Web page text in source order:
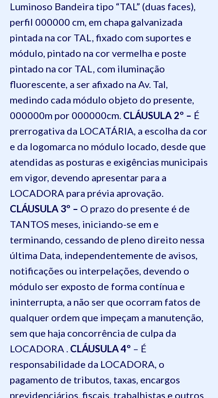
Luminoso Bandeira tipo “TAL” (duas faces),
perfil 000000 cm, em chapa galvanizada
pintada na cor TAL, fixado com suportes e
módulo, pintado na cor vermelha e poste
pintado na cor TAL, com iluminação
fluorescente, a ser afixado na Av. Tal,
medindo cada módulo objeto do presente,
000000m por 000000cm. CLÁUSULA 2º – É
prerrogativa da LOCATÁRIA, a escolha da cor
e da logomarca no módulo locado, desde que
atendidas as posturas e exigências municipais
em vigor, devendo apresentar para a
LOCADORA para prévia aprovação.
CLÁUSULA 3º – O prazo do presente é de
TANTOS meses, iniciando-se em e
terminando, cessando de pleno direito nessa
última Data, independentemente de avisos,
notificações ou interpelações, devendo o
módulo ser exposto de forma contínua e
ininterrupta, a não ser que ocorram fatos de
qualquer ordem que impeçam a manutenção,
sem que haja concorrência de culpa da
LOCADORA . CLÁUSULA 4º – É
responsabilidade da LOCADORA, o
pagamento de tributos, taxas, encargos
previdenciários, fiscais, trabalhistas e outros